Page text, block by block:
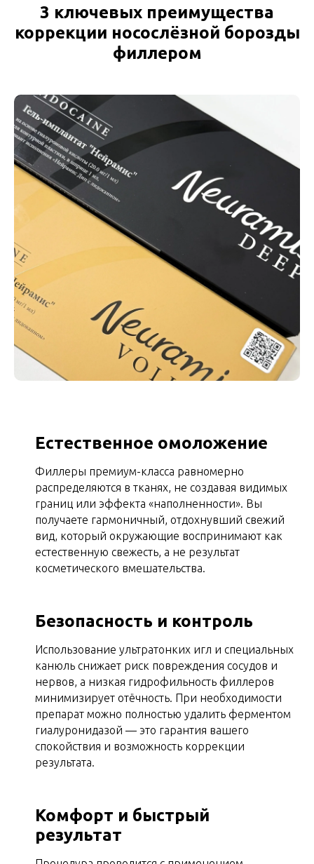
3 ключевых преимущества
коррекции носослёзной борозды
филлером
Естественное омоложение
Филлеры премиум-класса равномерно
распределяются в тканях, не создавая видимых
границ или эффекта «наполненности». Вы
получаете гармоничный, отдохнувший свежий
вид, который окружающие воспринимают как
естественную свежесть, а не результат
косметического вмешательства.
Безопасность и контроль
Использование ультратонких игл и специальных
канюль снижает риск повреждения сосудов и
нервов, а низкая гидрофильность филлеров
минимизирует отёчность. При необходимости
препарат можно полностью удалить ферментом
гиалуронидазой — это гарантия вашего
спокойствия и возможность коррекции
результата.
Комфорт и быстрый
результат